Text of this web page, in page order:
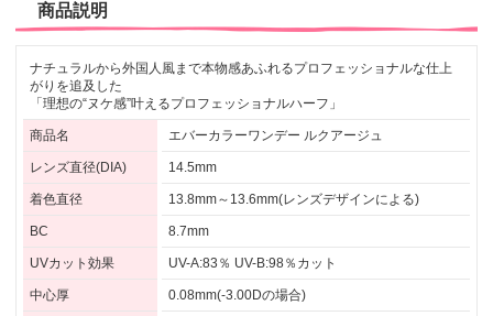
商品説明
ナチュラルから外国人風まで本物感あふれるプロフェッショナルな仕上
がりを追及した
「理想の“ヌケ感”叶えるプロフェッショナルハーフ」
商品名 エバーカラーワンデー ルクアージュ
レンズ直径(DIA) 14.5mm
着色直径 13.8mm～13.6mm(レンズデザインによる)
BC 8.7mm
UVカット効果 UV-A:83％ UV-B:98％カット
中心厚 0.08mm(-3.00Dの場合)